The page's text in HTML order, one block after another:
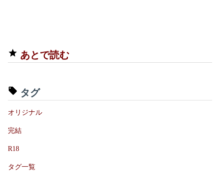
あとで読む
タグ
オリジナル
完結
R18
タグ一覧